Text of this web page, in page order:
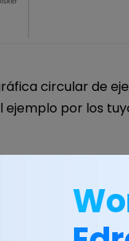
circular de
por los